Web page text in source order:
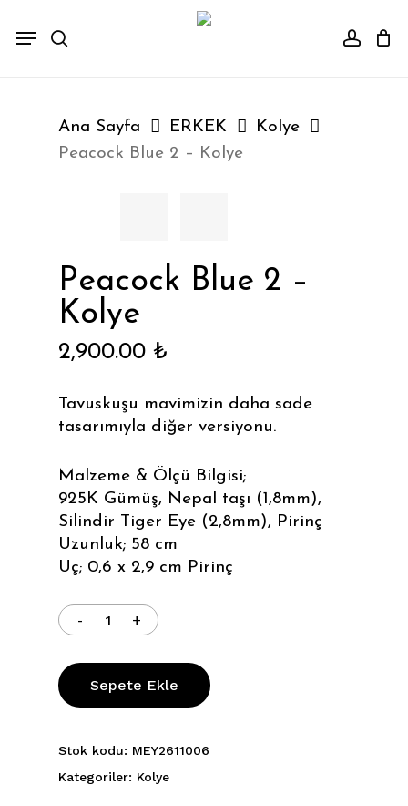
search
Menu
Close
Ana Sayfa ERKEK
Kolye
Peacock Blue 2 – Kolye
Peacock Blue 2 –
Kolye
2,900.00 ₺
Tavuskuşu mavimizin daha sade
tasarımıyla diğer versiyonu.
Malzeme & Ölçü Bilgisi;
925K Gümüş, Nepal taşı (1,8mm),
Silindir Tiger Eye (2,8mm), Pirinç
Uzunluk; 58 cm
Uç; 0,6 x 2,9 cm Pirinç
Sepete Ekle
Stok kodu: MEY2611006
Kategoriler: Kolye